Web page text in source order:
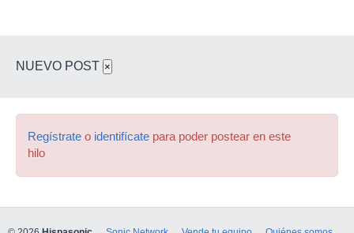
NUEVO POST ×
Regístrate o identifícate para poder postear en este
hilo